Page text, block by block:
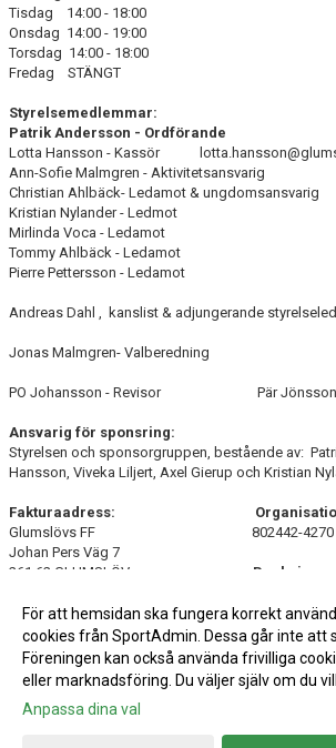
Tisdag 14:00 - 18:00
Onsdag 14:00 - 19:00
Torsdag 14:00 - 18:00
Fredag STÄNGT
Styrelsemedlemmar:
Patrik Andersson - Ordförande
Lotta Hansson - Kassör
Ann-Sofie Malmgren - Aktivitetsansvarig
Christian Ahlbäck- Ledamot & ungdomsansvarig
Kristian Nylander - Ledmot
Mirlinda Voca - Ledamot
Tommy Ahlbäck - Ledamot
Pierre Pettersson - Ledamot
Andreas Dahl , kanslist & adjungerande
Jonas Malmgren- Valberedning
PO Johansson - Revisor Pär Jönsson -
Ansvarig för sponsring:
Styrelsen och sponsorgruppen, bestående av:
Hansson, Viveka Liljert, Axel Gierup och Kristian
Fakturaadress:
Glumslövs FF 802442-4270
Johan Pers Väg 7
261 62 GLUMSLÖV Bankgiro:
Gå till Webbversion
För att hemsidan ska fungera korrekt
cookies från SportAdmin. Dessa går inte att
Föreningen kan också använda frivilliga
eller marknadsföring. Du väljer själv om du
Anpassa dina val